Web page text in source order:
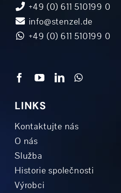
+49 (0) 611 510199 0
info@stenzel.de
+49 (0) 611 510199 0
LINKS
Kontaktujte nás
O nás
Služba
Historie společnosti
Výrobci